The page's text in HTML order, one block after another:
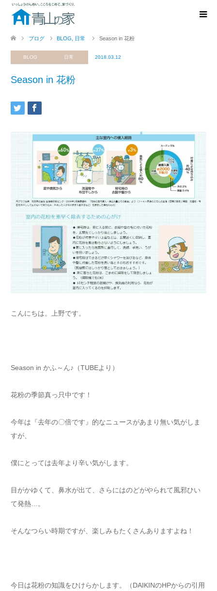
ブログ BLOG 日常 Season in 花粉
BLOG 日常 2018.03.12
Season in 花粉
こんにちは。上野です。
Season in かふ～ん♪（TUBEより）
花粉の季節真っ只中です！
今年は『去年の〇倍です』的なニュースがあまり無い気がしま
すが、
僕にとっては去年より辛い気がします。
目がかゆくて、鼻水が出て、さらにはのどがやられて風邪ひい
て発熱…。
そんなつらい時期ですが、楽しみもたくさんありますよね！
今日は花粉の知識をひけらかします。（DAIKINのHPからの引用